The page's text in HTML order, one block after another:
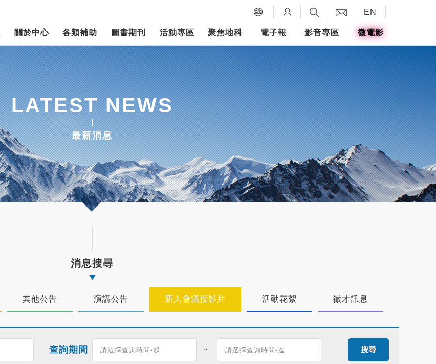
EN
關於中心 各類補助 圖書期刊 活動專區 聚焦地科 電子報 影音專區 微電影
LATEST NEWS
最新消息
消息搜尋
其他公告 演講公告 新人會議投影片 活動花絮 徵才訊息
查詢期間 搜尋
~